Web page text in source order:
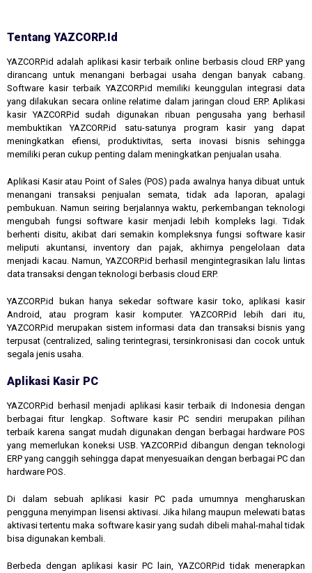
Tentang YAZCORP.id
YAZCORP.id adalah aplikasi kasir terbaik online berbasis cloud ERP yang
dirancang untuk menangani berbagai usaha dengan banyak cabang.
Software kasir terbaik YAZCORP.id memiliki keunggulan integrasi data
yang dilakukan secara online relatime dalam jaringan cloud ERP. Aplikasi
kasir YAZCORP.id sudah digunakan ribuan pengusaha yang berhasil
membuktikan YAZCORP.id satu-satunya program kasir yang dapat
meningkatkan efiensi, produktivitas, serta inovasi bisnis sehingga
memiliki peran cukup penting dalam meningkatkan penjualan usaha.
Aplikasi Kasir atau Point of Sales (POS) pada awalnya hanya dibuat untuk
menangani transaksi penjualan semata, tidak ada laporan, apalagi
pembukuan. Namun seiring berjalannya waktu, perkembangan teknologi
mengubah fungsi software kasir menjadi lebih kompleks lagi. Tidak
berhenti disitu, akibat dari semakin kompleksnya fungsi software kasir
meliputi akuntansi, inventory dan pajak, akhirnya pengelolaan data
menjadi kacau. Namun, YAZCORP.id berhasil mengintegrasikan lalu lintas
data transaksi dengan teknologi berbasis cloud ERP.
YAZCORP.id bukan hanya sekedar software kasir toko, aplikasi kasir
Android, atau program kasir komputer. YAZCORP.id lebih dari itu,
YAZCORP.id merupakan sistem informasi data dan transaksi bisnis yang
terpusat (centralized, saling terintegrasi, tersinkronisasi dan cocok untuk
segala jenis usaha.
Aplikasi Kasir PC
YAZCORP.id berhasil menjadi aplikasi kasir terbaik di Indonesia dengan
berbagai fitur lengkap. Software kasir PC sendiri merupakan pilihan
terbaik karena sangat mudah digunakan dengan berbagai hardware POS
yang memerlukan koneksi USB. YAZCORP.id dibangun dengan teknologi
ERP yang canggih sehingga dapat menyesuaikan dengan berbagai PC dan
hardware POS.
Di dalam sebuah aplikasi kasir PC pada umumnya mengharuskan
pengguna menyimpan lisensi aktivasi. Jika hilang maupun melewati batas
aktivasi tertentu maka software kasir yang sudah dibeli mahal-mahal tidak
bisa digunakan kembali.
Berbeda dengan aplikasi kasir PC lain, YAZCORP.id tidak menerapkan